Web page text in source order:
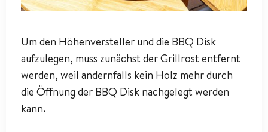
Um den Höhenversteller und die BBQ Disk
aufzulegen, muss zunächst der Grillrost entfernt
werden, weil andernfalls kein Holz mehr durch
die Öffnung der BBQ Disk nachgelegt werden
kann.